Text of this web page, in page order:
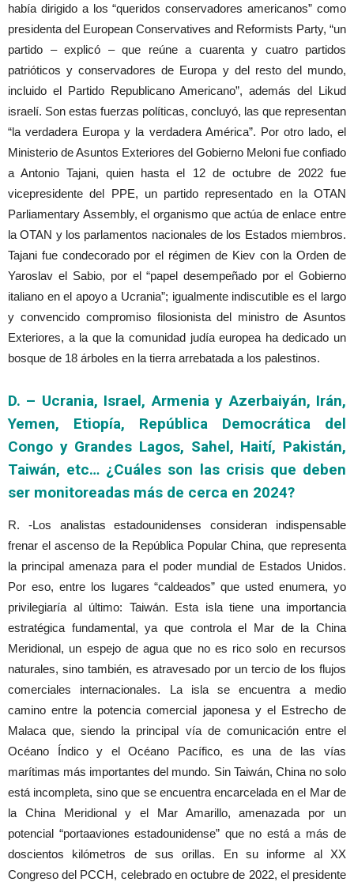
había dirigido a los “queridos conservadores americanos” como
presidenta del European Conservatives and Reformists Party, “un
partido – explicó – que reúne a cuarenta y cuatro partidos
patrióticos y conservadores de Europa y del resto del mundo,
incluido el Partido Republicano Americano”, además del Likud
israelí. Son estas fuerzas políticas, concluyó, las que representan
“la verdadera Europa y la verdadera América”. Por otro lado, el
Ministerio de Asuntos Exteriores del Gobierno Meloni fue confiado
a Antonio Tajani, quien hasta el 12 de octubre de 2022 fue
vicepresidente del PPE, un partido representado en la OTAN
Parliamentary Assembly, el organismo que actúa de enlace entre
la OTAN y los parlamentos nacionales de los Estados miembros.
Tajani fue condecorado por el régimen de Kiev con la Orden de
Yaroslav el Sabio, por el “papel desempeñado por el Gobierno
italiano en el apoyo a Ucrania”; igualmente indiscutible es el largo
y convencido compromiso filosionista del ministro de Asuntos
Exteriores, a la que la comunidad judía europea ha dedicado un
bosque de 18 árboles en la tierra arrebatada a los palestinos.
D. – Ucrania, Israel, Armenia y Azerbaiyán, Irán,
Yemen, Etiopía, República Democrática del
Congo y Grandes Lagos, Sahel, Haití, Pakistán,
Taiwán, etc… ¿Cuáles son las crisis que deben
ser monitoreadas más de cerca en 2024?
R. -Los analistas estadounidenses consideran indispensable
frenar el ascenso de la República Popular China, que representa
la principal amenaza para el poder mundial de Estados Unidos.
Por eso, entre los lugares “caldeados” que usted enumera, yo
privilegiaría al último: Taiwán. Esta isla tiene una importancia
estratégica fundamental, ya que controla el Mar de la China
Meridional, un espejo de agua que no es rico solo en recursos
naturales, sino también, es atravesado por un tercio de los flujos
comerciales internacionales. La isla se encuentra a medio
camino entre la potencia comercial japonesa y el Estrecho de
Malaca que, siendo la principal vía de comunicación entre el
Océano Índico y el Océano Pacífico, es una de las vías
marítimas más importantes del mundo. Sin Taiwán, China no solo
está incompleta, sino que se encuentra encarcelada en el Mar de
la China Meridional y el Mar Amarillo, amenazada por un
potencial “portaaviones estadounidense” que no está a más de
doscientos kilómetros de sus orillas. En su informe al XX
Congreso del PCCH, celebrado en octubre de 2022, el presidente